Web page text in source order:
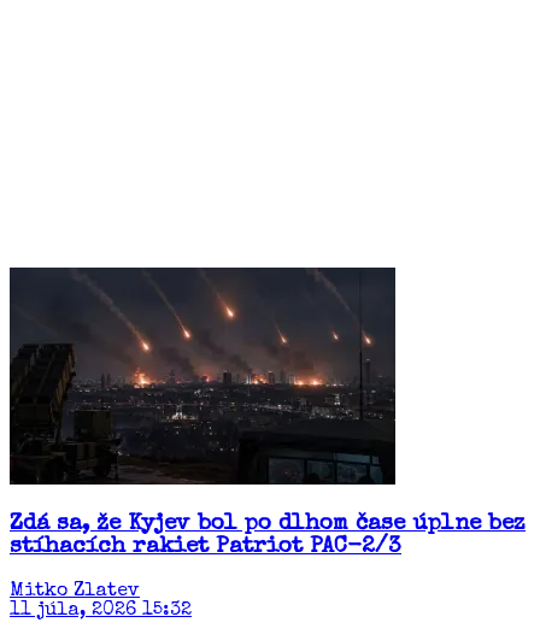
Zdá sa, že Kyjev bol po dlhom čase úplne bez
stíhacích rakiet Patriot PAC-2/3
Mitko Zlatev
11 júla, 2026 15:32